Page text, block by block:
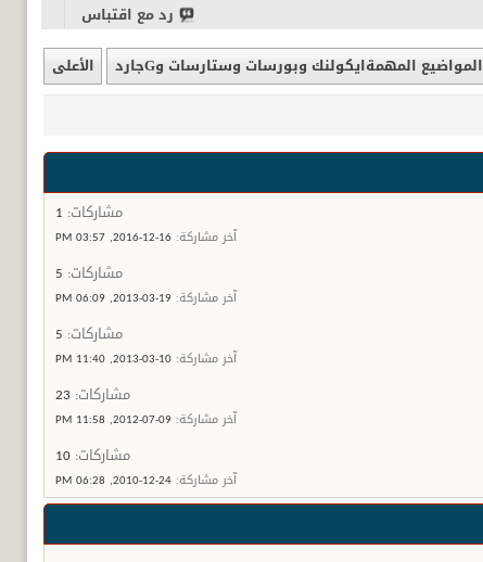
رد مع اقتباس
المواضيع المهمةايكولنك وبورسات وستارسات وGجارد الأعلى
مشاركات:
آخر مشاركة: 03:57 PM
مشاركات:
آخر مشاركة: 06:09 PM
مشاركات:
آخر مشاركة: 11:40 PM
مشاركات:
آخر مشاركة: 11:58 PM
مشاركات:
آخر مشاركة: 06:28 PM